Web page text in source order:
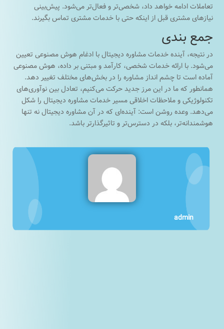
تعاملات ادامه خواهد داد، شخصی‌تر و فعال‌تر می‌شود. پیش‌بینی
نیازهای مشتری قبل از اینکه حتی با خدمات مشتری تماس بگیرند.
جمع بندی
در نتیجه، آینده خدمات مشاوره دیجیتال با ادغام هوش مصنوعی تعیین
می‌شود. با ارائه خدمات شخصی، کارآمد و مبتنی بر داده، هوش مصنوعی
آماده است تا چشم انداز مشاوره را در بخش‌های مختلف تغییر دهد.
همانطور که ما در این مرز جدید حرکت می‌کنیم، تعادل بین نوآوری‌های
تکنولوژیکی و ملاحظات اخلاقی مسیر خدمات مشاوره دیجیتال را شکل
می‌دهد. وعده روشن است: آینده‌ای که در آن مشاوره دیجیتال نه تنها
هوشمندانه‌تر، بلکه در دسترس‌تر و تاثیرگذارتر باشد.
admin